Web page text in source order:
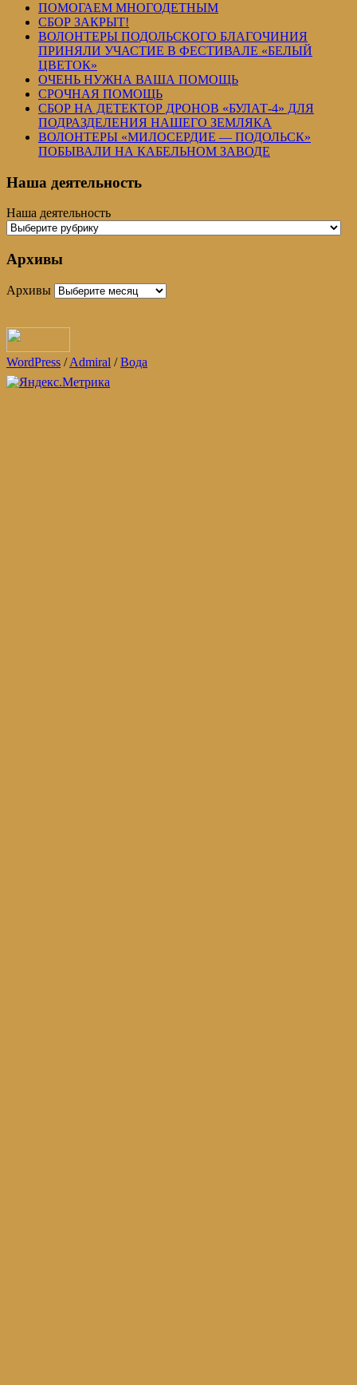
ПОМОГАЕМ МНОГОДЕТНЫМ
СБОР ЗАКРЫТ!
ВОЛОНТЕРЫ ПОДОЛЬСКОГО БЛАГОЧИНИЯ
ПРИНЯЛИ УЧАСТИЕ В ФЕСТИВАЛЕ «БЕЛЫЙ
ЦВЕТОК»
ОЧЕНЬ НУЖНА ВАША ПОМОЩЬ
СРОЧНАЯ ПОМОЩЬ
СБОР НА ДЕТЕКТОР ДРОНОВ «БУЛАТ-4» ДЛЯ
ПОДРАЗДЕЛЕНИЯ НАШЕГО ЗЕМЛЯКА
ВОЛОНТЕРЫ «МИЛОСЕРДИЕ — ПОДОЛЬСК»
ПОБЫВАЛИ НА КАБЕЛЬНОМ ЗАВОДЕ
Наша деятельность
Наша деятельность
Архивы
Архивы
WordPress /Admiral /Вода